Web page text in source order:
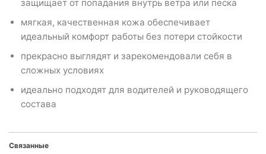
защищает от попадания внутрь ветра или песка
мягкая, качественная кожа обеспечивает
идеальный комфорт работы без потери стойкости
прекрасно выглядят и зарекомендовали себя в
сложных условиях
идеально подходят для водителей и руководящего
состава
Связанные